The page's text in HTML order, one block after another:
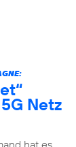
5G Netz
hat es